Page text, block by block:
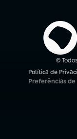
©
Política de
(abre em nova
Preferências